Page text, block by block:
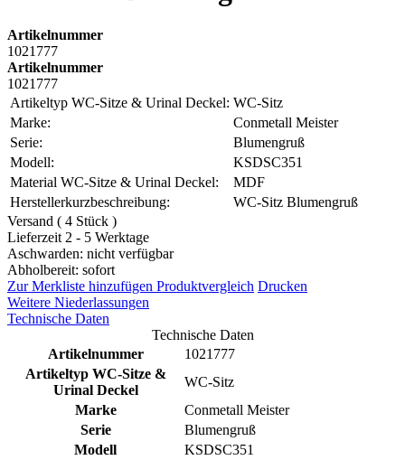
Artikelnummer
1021777
Artikelnummer
1021777
Artikeltyp WC-Sitze & Urinal Deckel: WC-Sitz
Marke:
Conmetall Meister
Serie:
Blumengruß
Modell:
KSDSC351
Material WC-Sitze & Urinal Deckel:
MDF
Herstellerkurzbeschreibung:
WC-Sitz Blumengruß
Versand ( 4 Stück )
Lieferzeit 2 - 5 Werktage
Aschwarden: nicht verfügbar
Abholbereit: sofort
Zur Merkliste hinzufügen Produktvergleich Drucken
Weitere Niederlassungen
Technische Daten
Technische Daten
Artikelnummer
1021777
Artikeltyp WC-Sitze &
Urinal Deckel
WC-Sitz
Marke
Conmetall Meister
Serie
Blumengruß
Modell
KSDSC351